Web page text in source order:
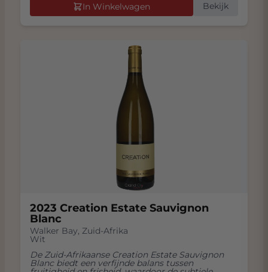
In Winkelwagen Bekijk
2023 Creation Estate Sauvignon
Blanc
Walker Bay, Zuid-Afrika
Wit
De Zuid-Afrikaanse Creation Estate Sauvignon
Blanc biedt een verfijnde balans tussen